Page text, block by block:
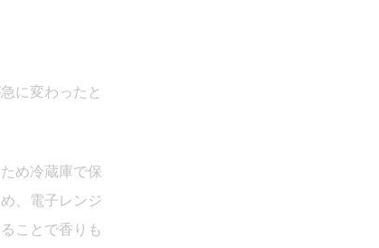
に変わったと
め冷蔵庫で保
、電子レンジ
ことで香りも